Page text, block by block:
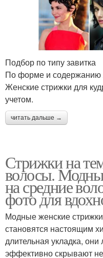
Подбор по типу завитка
По форме и
Женские стрижки для
учетом.
читать дальше →
Стрижки на
волосы.
на средние
фото для
Модные женские
становятся настоящим
длительная укладка,
эффективно скрывают